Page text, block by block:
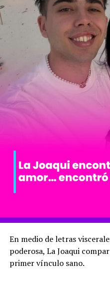
En medio de letras
poderosa, La Joaqui
primer vínculo sano.